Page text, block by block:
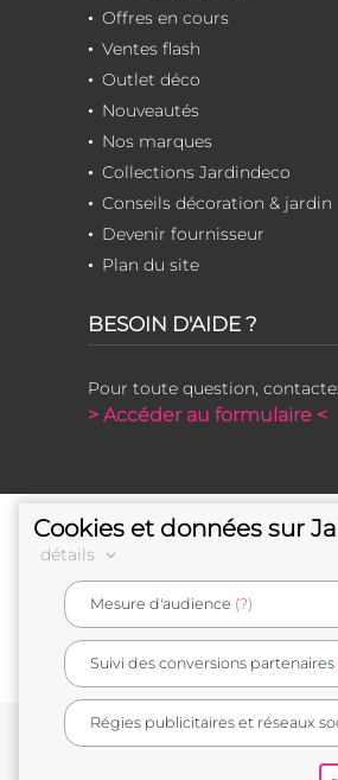
Offres en cours
Ventes flash
Outlet déco
Nouveautés
Nos marques
Collections Jardindeco
Conseils décoration & jardin
Devenir fournisseur
Plan du site
BESOIN D'AIDE ?
Pour toute question,
> Accéder au formulaire <
e-commerçant
Cookies et données sur
détails
Mesure d'audience (?)
Suivi des conversions partenaires
Régies publicitaires et réseaux